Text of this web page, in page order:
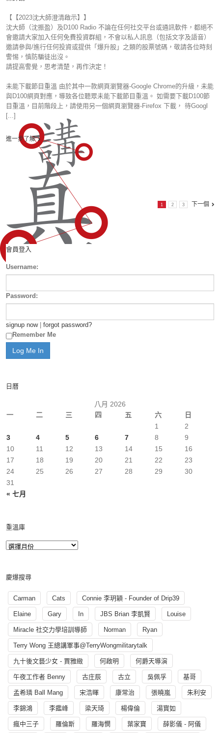
【【2023沈大師澄清啟示】】
沈大師（沈振盈）及D100 Radio 不論在任何社交平台或通訊軟件，都絕不
會邀請大家加入任何免費投資群組，不會以私人訊息（包括文字及語音）
邀請參與/進行任何投資或提供「爆升股」之類的股票號碼，敬請各位時刻
警惕，慎防騙徒出沒。
請提高警覺，思考清楚，再作決定！
未能下載節目重溫 由於其中一款網頁瀏覽器-Google Chrome的升級，未能
與D100網頁對應，導致各位聽眾未能下載節目重溫。 如需要下載D100節
目重溫，目前階段上，請使用另一個網頁瀏覽器-Firefox 下載， 待Googl
[...]
進一步了解
1 2 3 下一個
會員登入
Username:
Password:
signup now| forgot password?
Remember Me
日曆
八月 2026
一
二 三 四 五 六 日
« 七月
1
2
3
4 5 6 7 8
9
10
11 12 13 14 15
16
17
18 19 20 21 22
23
24
25 26 27 28 29
30
31
重溫庫
慶爆搜尋
Carman Cats Connie 李玥穎 - Founder of Drip39
Elaine Gary In JBS Brian 李凱賢 Louise
Miracle 社交力學培訓導師 Norman Ryan
Terry Wong 王總講軍事@TerryWongmilitarytalk
九十後文藝少女 - 賈雅緻 何啟明 何爵天導演
午夜工作者 Benny 古庄辰 古立 吳佩孚 基哥
孟希璘 Ball Mang 宋浩暉 康常治 張曉嵐 朱利安
李錦鴻 李鑑峰 梁天琦 楊偉倫 湯寳如
瘋中三子 羅倫斯 羅海憫 葉家寶 薛影儀 - 阿儀